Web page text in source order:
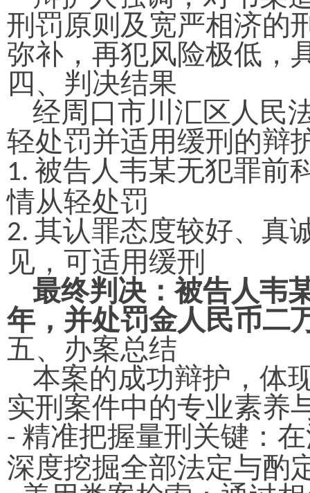
刑罚原则及宽严相济的
弥补，再犯风险极低，
四、 判决结果
经周口市川汇区人民
轻处罚并适用缓刑的辩
1. 被告人韦某无犯罪前
情从轻处罚
2. 其认罪态度较好、真
见，可适用缓刑
最终判决：被告人韦
年，并处罚金人民币二
五、 办案总结
本案的成功辩护，体
实刑案件中的专业素养
- 精准把握量刑关键：
深度挖掘全部法定与酌